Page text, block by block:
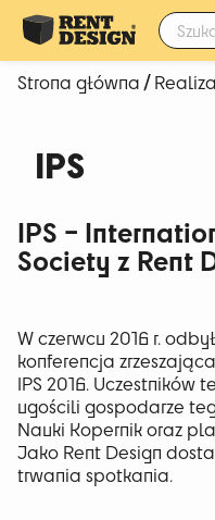
Szukaj:
Strona główna/
IPS
IPS –
Society z Rent
W czerwcu 2016 r.
konferencja
IPS 2016.
ugościli gospodarze
Nauki Kopernik oraz
Jako Rent Design
trwania spotkania.